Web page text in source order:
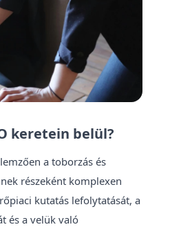
keretein belül?
a toborzás és
részeként komplexen
kutatás lefolytatását, a
és a velük való